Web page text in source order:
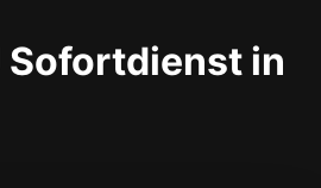
Sofortdienst in